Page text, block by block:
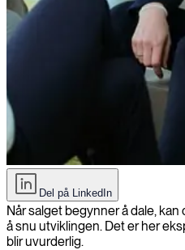
Overvinne salgssvikt med Sage
Del på LinkedIn
Når salget begynner å dale,
å snu utviklingen. Det er her
blir uvurderlig.